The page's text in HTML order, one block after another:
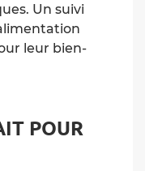
Un suivi
leur bien-
POUR